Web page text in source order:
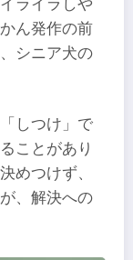
ライラしや
ん発作の前
シニア犬の
しつけ」で
ことがあり
めつけず、
、解決への